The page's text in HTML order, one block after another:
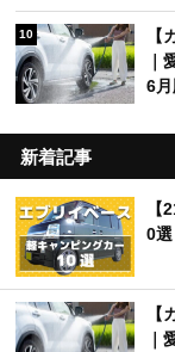
10
6月
新着記事
0
｜